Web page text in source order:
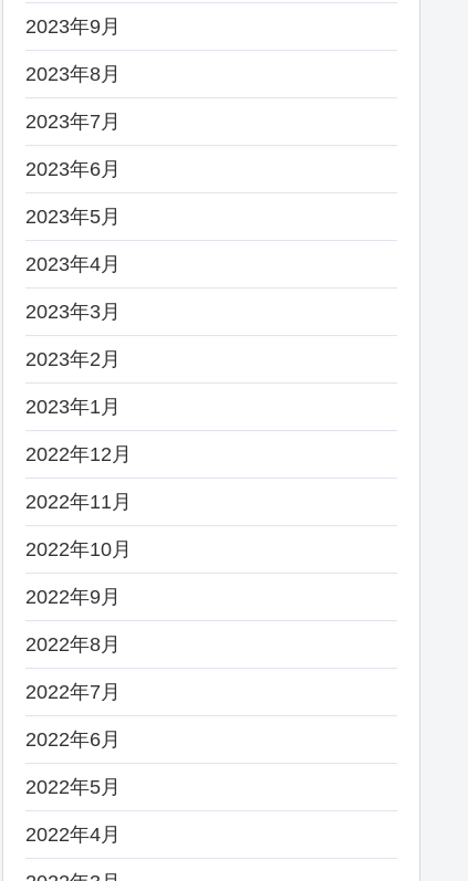
2023年9月
2023年8月
2023年7月
2023年6月
2023年5月
2023年4月
2023年3月
2023年2月
2023年1月
2022年12月
2022年11月
2022年10月
2022年9月
2022年8月
2022年7月
2022年6月
2022年5月
2022年4月